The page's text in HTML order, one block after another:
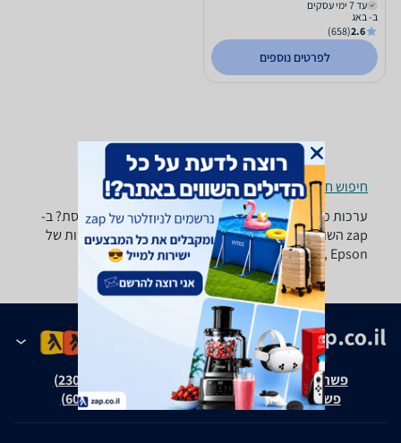
עד 7 ימי עסקים
ב- באג
2.6
(658)
לפרטים נוספים
חיפוש חנויות ערכות מילוי דיו לפי עיר
ערכות מילוי דיו - ‏צהוב ‏Bug זקוקים לערכת מילוי למדפסת? ב-
zap השוואת מחירים תמצאו מבחר ערכות מילוי למדפסות של
Canon, Xerox, Epson ועוד.
פשרה בת"צ אבנצ'יק נ' זאפ גרופ (ת"צ 23008-08-20)
פשרה בת"צ כהנים נ' זאפ גרופ (ת"צ 60371-12-19)